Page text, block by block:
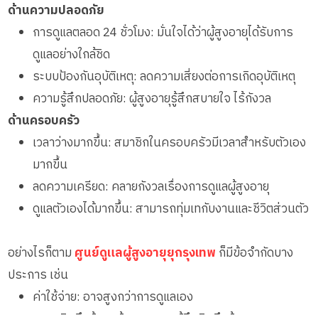
ด้านความปลอดภัย
การดูแลตลอด 24 ชั่วโมง: มั่นใจได้ว่าผู้สูงอายุได้รับการ
ดูแลอย่างใกล้ชิด
ระบบป้องกันอุบัติเหตุ: ลดความเสี่ยงต่อการเกิดอุบัติเหตุ
ความรู้สึกปลอดภัย: ผู้สูงอายุรู้สึกสบายใจ ไร้กังวล
ด้านครอบครัว
เวลาว่างมากขึ้น: สมาชิกในครอบครัวมีเวลาสำหรับตัวเอง
มากขึ้น
ลดความเครียด: คลายกังวลเรื่องการดูแลผู้สูงอายุ
ดูแลตัวเองได้มากขึ้น: สามารถทุ่มเทกับงานและชีวิตส่วนตัว
อย่างไรก็ตาม ศูนย์ดูแลผู้สูงอายุยุกรุงเทพ ก็มีข้อจำกัดบาง
ประการ เช่น
ค่าใช้จ่าย: อาจสูงกว่าการดูแลเอง